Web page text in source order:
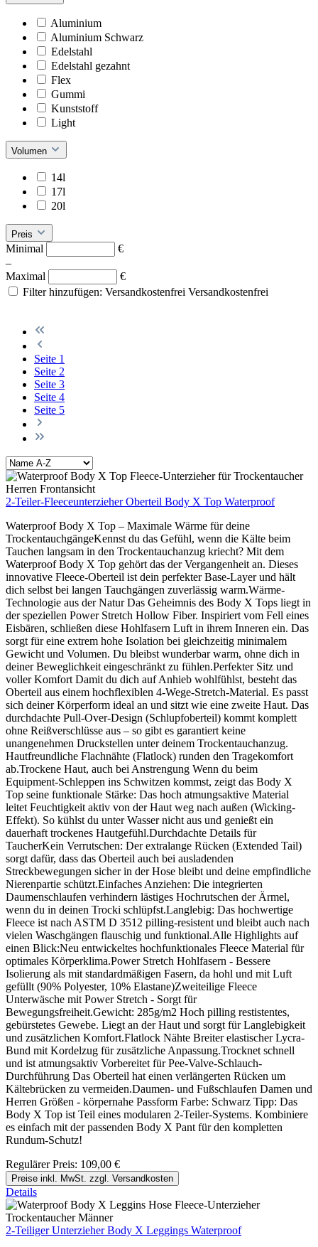
Aluminium
Aluminium Schwarz
Edelstahl
Edelstahl gezahnt
Flex
Gummi
Kunststoff
Light
Volumen
14l
17l
20l
Preis
Minimal
€
–
Maximal
€
Filter hinzufügen: Versandkostenfrei Versandkostenfrei
Seite 1
Seite 2
Seite 3
Seite 4
Seite 5
2-Teiler-Fleeceunterzieher Oberteil Body X Top Waterproof
Waterproof Body X Top – Maximale Wärme für deine
TrockentauchgängeKennst du das Gefühl, wenn die Kälte beim
Tauchen langsam in den Trockentauchanzug kriecht? Mit dem
Waterproof Body X Top gehört das der Vergangenheit an. Dieses
innovative Fleece-Oberteil ist dein perfekter Base-Layer und hält
dich selbst bei langen Tauchgängen zuverlässig warm.Wärme-
Technologie aus der Natur Das Geheimnis des Body X Tops liegt in
der speziellen Power Stretch Hollow Fiber. Inspiriert vom Fell eines
Eisbären, schließen diese Hohlfasern Luft in ihrem Inneren ein. Das
sorgt für eine extrem hohe Isolation bei gleichzeitig minimalem
Gewicht und Volumen. Du bleibst wunderbar warm, ohne dich in
deiner Beweglichkeit eingeschränkt zu fühlen.Perfekter Sitz und
voller Komfort Damit du dich auf Anhieb wohlfühlst, besteht das
Oberteil aus einem hochflexiblen 4-Wege-Stretch-Material. Es passt
sich deiner Körperform ideal an und sitzt wie eine zweite Haut. Das
durchdachte Pull-Over-Design (Schlupfoberteil) kommt komplett
ohne Reißverschlüsse aus – so gibt es garantiert keine
unangenehmen Druckstellen unter deinem Trockentauchanzug.
Hautfreundliche Flachnähte (Flatlock) runden den Tragekomfort
ab.Trockene Haut, auch bei Anstrengung Wenn du beim
Equipment-Schleppen ins Schwitzen kommst, zeigt das Body X
Top seine funktionale Stärke: Das hoch atmungsaktive Material
leitet Feuchtigkeit aktiv von der Haut weg nach außen (Wicking-
Effekt). So kühlst du unter Wasser nicht aus und genießt ein
dauerhaft trockenes Hautgefühl.Durchdachte Details für
TaucherKein Verrutschen: Der extralange Rücken (Extended Tail)
sorgt dafür, dass das Oberteil auch bei ausladenden
Streckbewegungen sicher in der Hose bleibt und deine empfindliche
Nierenpartie schützt.Einfaches Anziehen: Die integrierten
Daumenschlaufen verhindern lästiges Hochrutschen der Ärmel,
wenn du in deinen Trocki schlüpfst.Langlebig: Das hochwertige
Fleece ist nach ASTM D 3512 pilling-resistent und bleibt auch nach
vielen Waschgängen flauschig und funktional.Alle Highlights auf
einen Blick:Neu entwickeltes hochfunktionales Fleece Material für
optimales Körperklima.Power Stretch Hohlfasern - Bessere
Isolierung als mit standardmäßigen Fasern, da hohl und mit Luft
gefüllt (90% Polyester, 10% Elastane)Zweiteilige Fleece
Unterwäsche mit Power Stretch - Sorgt für
Bewegungsfreiheit.Gewicht: 285g/m2 Hoch pilling restistentes,
gebürstetes Gewebe. Liegt an der Haut und sorgt für Langlebigkeit
und zusätzlichen Komfort.Flatlock Nähte Breiter elastischer Lycra-
Bund mit Kordelzug für zusätzliche Anpassung.Trocknet schnell
und ist atmungsaktiv Vorbereitet für Pee-Valve-Schlauch-
Durchführung Das Oberteil hat einen verlängerten Rücken um
Kältebrücken zu vermeiden.Daumen- und Fußschlaufen Damen und
Herren Größen - körpernahe Passform Farbe: Schwarz Tipp: Das
Body X Top ist Teil eines modularen 2-Teiler-Systems. Kombiniere
es einfach mit der passenden Body X Pant für den kompletten
Rundum-Schutz!
Regulärer Preis: 109,00 €
Preise inkl. MwSt. zzgl. Versandkosten
Details
2-Teiliger Unterzieher Body X Leggings Waterproof